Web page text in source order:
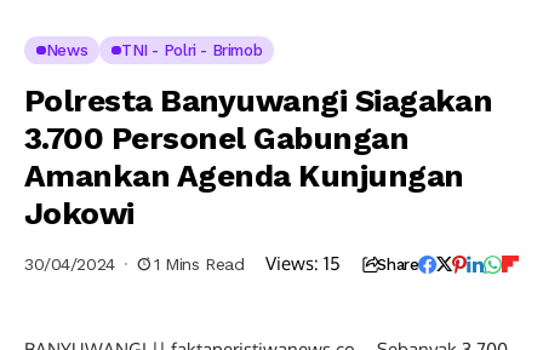
News TNI - Polri - Brimob
Polresta Banyuwangi Siagakan
3.700 Personel Gabungan
Amankan Agenda Kunjungan
Jokowi
30/04/2024 1 Mins Read Views: 15 Share